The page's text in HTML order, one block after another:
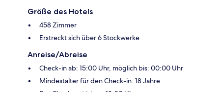
Größe des Hotels
458 Zimmer
Erstreckt sich über 6 Stockwerke
Anreise/Abreise
Check-in ab: 15:00 Uhr, möglich bis: 00:00 Uhr
Mindestalter für den Check-in: 18 Jahre